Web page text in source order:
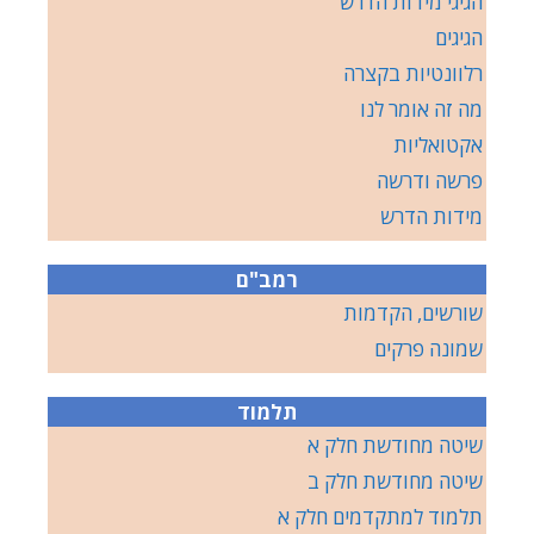
הגיגים
רלוונטיות בקצרה
מה זה אומר לנו
אקטואליות
פרשה ודרשה
מידות הדרש
רמב"ם
שורשים, הקדמות
שמונה פרקים
תלמוד
שיטה מחודשת חלק א
שיטה מחודשת חלק ב
תלמוד למתקדמים חלק א